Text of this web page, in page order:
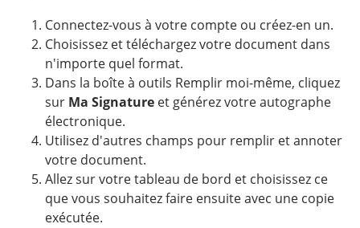
Connectez-vous à votre compte ou créez-en un.
Choisissez et téléchargez votre document dans
n'importe quel format.
Dans la boîte à outils Remplir moi-même, cliquez
sur Ma Signature et générez votre autographe
électronique.
Utilisez d'autres champs pour remplir et annoter
votre document.
Allez sur votre tableau de bord et choisissez ce
que vous souhaitez faire ensuite avec une copie
exécutée.